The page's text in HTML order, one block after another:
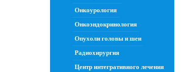
Онкоурология
Онкоэндокринология
Опухоли головы и шеи
Радиохирургия
Центр интегративного лечения